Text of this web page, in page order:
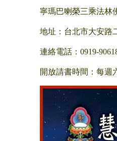
寧瑪巴喇榮三乘法林
地址：台北市大安路
連絡電話：0919-
開放請書時間：每週